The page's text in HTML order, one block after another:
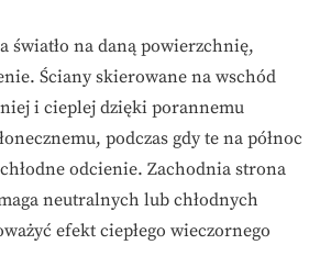
światło na daną powierzchnię,
Ściany skierowane na wschód
i cieplej dzięki porannemu
podczas gdy te na północ
odcienie. Zachodnia strona
neutralnych lub chłodnych
efekt ciepłego wieczornego